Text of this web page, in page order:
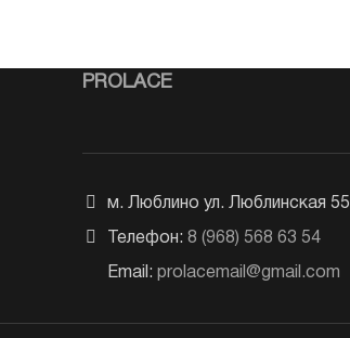
PROLACE
м. Люблино ул. Люблинская 55
Телефон: 8 (968) 568 63 54
Email: prolacemail@gmail.com